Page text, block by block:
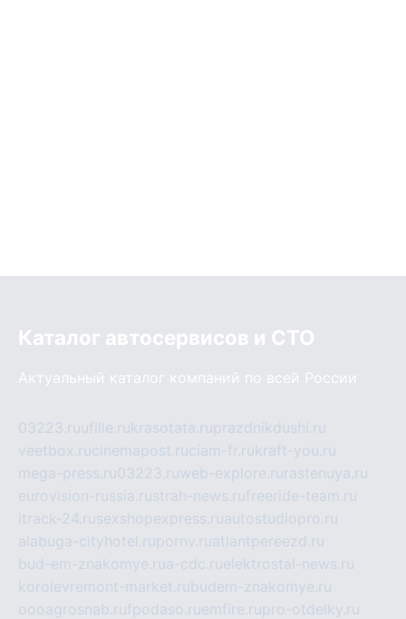
Каталог автосервисов и СТО
Актуальный каталог компаний по всей России
03223.ruufille.rukrasotata.ruprazdnikdushi.ru
veetbox.rucinemapost.ruciam-fr.rukraft-you.ru
mega-press.ru03223.ruweb-explore.ru rastenuya.ru
eurovision-russia.rustrah-news.rufreeride-team.ru
itrack-24.rusexshopexpress.ruautostudiopro.ru
alabuga-cityhotel.rupornv.ruatlantpereezd.ru
bud-em-znakomye.rua-cdc.ruelektrostal-news.ru
korolevremont-market.rubudem-znakomye.ru
oooagrosnab.rufpodaso.ruemfire.rupro-otdelky.ru